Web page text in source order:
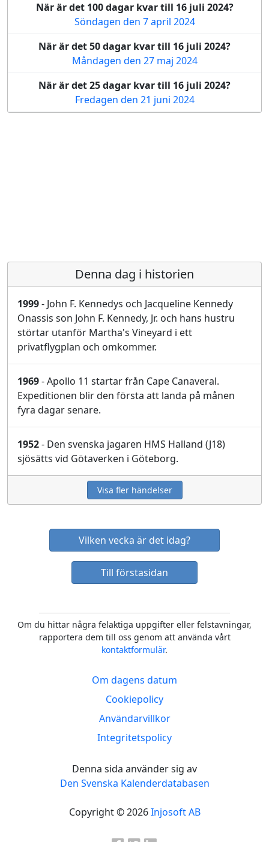
När är det 100 dagar kvar till 16 juli 2024?
Söndagen den 7 april 2024
När är det 50 dagar kvar till 16 juli 2024?
Måndagen den 27 maj 2024
När är det 25 dagar kvar till 16 juli 2024?
Fredagen den 21 juni 2024
Denna dag i historien
1999- John F. Kennedys och Jacqueline Kennedy
Onassis son John F. Kennedy, Jr. och hans hustru
störtar utanför Martha's Vineyard i ett
privatflygplan och omkommer.
1969- Apollo 11 startar från Cape Canaveral.
Expeditionen blir den första att landa på månen
fyra dagar senare.
1952- Den svenska jagaren HMS Halland (J18)
sjösätts vid Götaverken i Göteborg.
Visa fler händelser
Vilken vecka är det idag?
Till förstasidan
Om du hittar några felaktiga uppgifter eller felstavningar,
rapportera dem till oss genom att använda vårt
kontaktformulär.
Om dagens datum
Cookiepolicy
Användarvillkor
Integritetspolicy
Denna sida använder sig av
Den Svenska Kalenderdatabasen
Copyright © 2026Injosoft AB